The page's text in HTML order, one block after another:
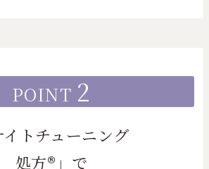
POINT 2
イトチューニング
処方®」で